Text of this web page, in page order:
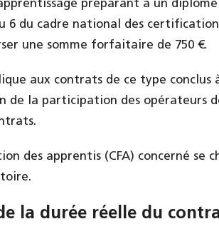
préparant à un
6 du cadre national des
une somme forfaitaire de 750 €.
aux contrats de ce type
de la participation des opérateurs
des apprentis (CFA) concerné se
la durée réelle du